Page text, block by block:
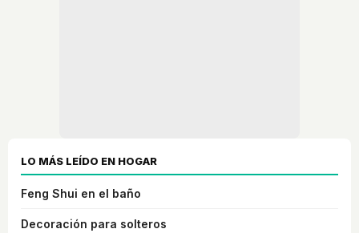
LO MÁS LEÍDO EN HOGAR
Feng Shui en el baño
Decoración para solteros